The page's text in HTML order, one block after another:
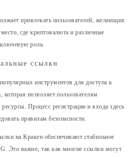
привлекать пользователей, желающих
где криптовалюта и различные
ключевую роль.
ссылки
инструментов для доступа к
позволяет пользователям
Процесс регистрации и входа здесь
правилам безопасности.
на Кракен обеспечивают стабильное
Это важно, так как многие ссылки могут